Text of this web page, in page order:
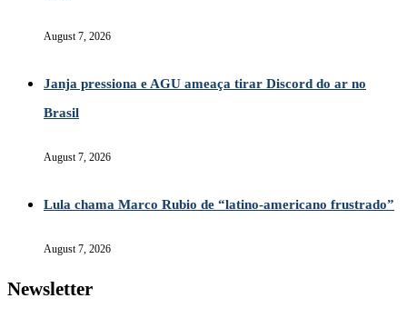
August 7, 2026
Janja pressiona e AGU ameaça tirar Discord do ar no
Brasil
August 7, 2026
Lula chama Marco Rubio de “latino-americano frustrado”
August 7, 2026
Newsletter